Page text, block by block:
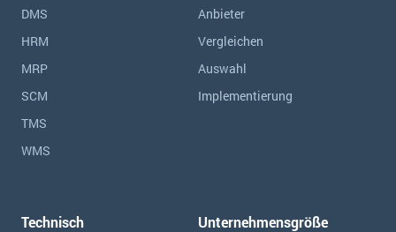
DMS
HRM
MRP
SCM
TMS
WMS
Anbieter
Vergleichen
Auswahl
Implementierung
Technisch Unternehmensgröße